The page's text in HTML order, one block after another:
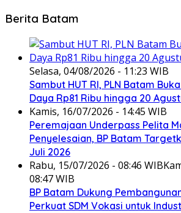
Berita Batam
Selasa, 04/08/2026 - 11:23 WIB
Sambut HUT RI, PLN Batam
Daya Rp81 Ribu hingga 20
Kamis, 16/07/2026 - 14:45 WIB
Peremajaan Underpass Pelita
Penyelesaian, BP Batam
Juli 2026
Rabu, 15/07/2026 - 08:46 WIB
08:47 WIB
BP Batam Dukung
Perkuat SDM Vokasi untuk